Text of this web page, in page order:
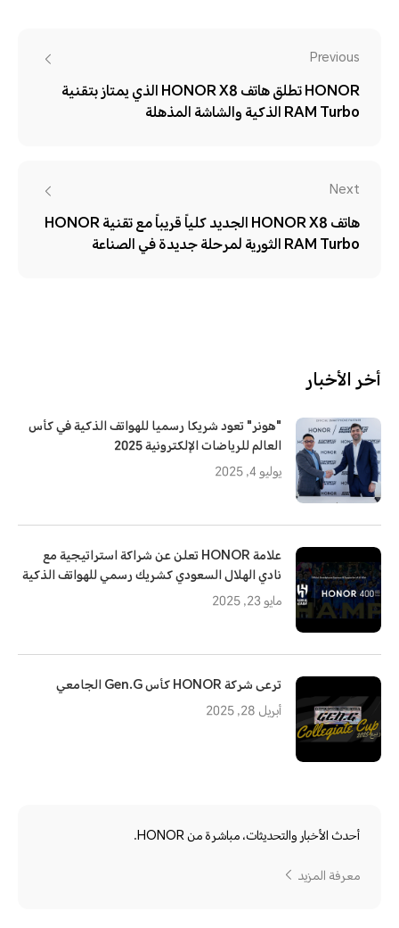
Previous
HONOR تطلق هاتف HONOR X8 الذي يمتاز بتقنية
RAM Turbo الذكية والشاشة المذهلة
Next
هاتف HONOR X8 الجديد كلياً قريباً مع تقنية HONOR
RAM Turbo الثورية لمرحلة جديدة في الصناعة
أخر الأخبار
"هونر" تعود شريكا رسميا للهواتف الذكية في كأس
العالم للرياضات الإلكترونية 2025
يوليو 4, 2025
علامة HONOR تعلن عن شراكة استراتيجية مع
نادي الهلال السعودي كشريك رسمي للهواتف الذكية
مايو 23, 2025
ترعى شركة HONOR كأس Gen.G الجامعي
أبريل 28, 2025
أحدث الأخبار والتحديثات، مباشرة من HONOR.
معرفة المزيد